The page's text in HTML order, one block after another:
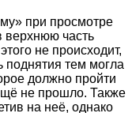
при просмотре
верхнюю часть
не происходит,
поднятия тем могла
должно пройти
не прошло. Также
на неё, однако